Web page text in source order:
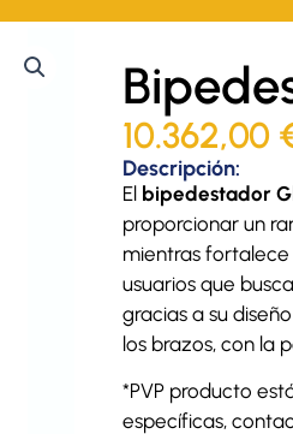
10.362,00
Descripción:
El bipedestador
proporcionar un
mientras fortalece
usuarios que
gracias a su
los brazos, con la
*PVP producto
específicas,